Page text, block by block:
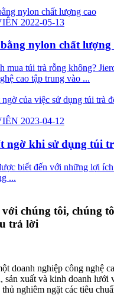
2022-05-13
nylon chất lượng
mua túi trà rỗng không?
cao tập trung vào ...
2023-04-12
ngờ khi sử dụng túi
biết đến với những lợi
...
chúng tôi, chúng
trả lời
doanh nghiệp công nghệ
sản xuất và kinh doanh lưới
nghiêm ngặt các tiêu